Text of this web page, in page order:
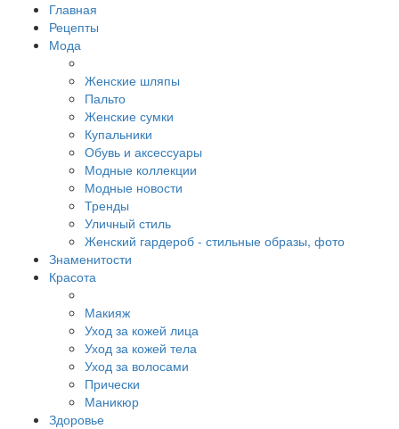
Главная
Рецепты
Мода
Женские шляпы
Пальто
Женские сумки
Купальники
Обувь и аксессуары
Модные коллекции
Модные новости
Тренды
Уличный стиль
Женский гардероб - стильные образы, фото
Знаменитости
Красота
Макияж
Уход за кожей лица
Уход за кожей тела
Уход за волосами
Прически
Маникюр
Здоровье